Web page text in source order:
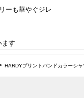
ーも華やぐジレ
ます
HARDYプリントバンドカラーシャ